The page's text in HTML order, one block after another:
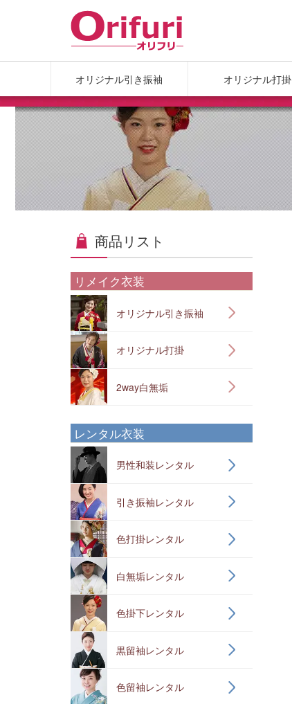
オリジナル引き振袖 オリジナル打掛
商品リスト
リメイク衣装
オリジナル引き振袖
オリジナル打掛
2way白無垢
レンタル衣装
男性和装レンタル
引き振袖レンタル
色打掛レンタル
白無垢レンタル
色掛下レンタル
黒留袖レンタル
色留袖レンタル